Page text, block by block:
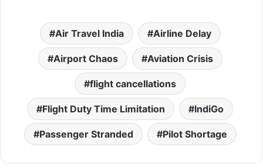
Air Travel India Airline Delay
Airport Chaos Aviation Crisis
flight cancellations
Flight Duty Time Limitation IndiGo
Passenger Stranded Pilot Shortage